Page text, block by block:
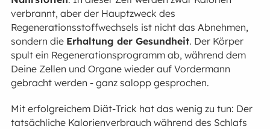
verbrannt, aber der Hauptzweck des
Regenerationsstoffwechsels ist nicht das Abnehmen,
sondern die Erhaltung der Gesundheit. Der Körper
spult ein Regenerationsprogramm ab, während dem
Deine Zellen und Organe wieder auf Vordermann
gebracht werden - ganz salopp gesprochen.
Mit erfolgreichem Diät-Trick hat das wenig zu tun: Der
tatsächliche Kalorienverbrauch während des Schlafs